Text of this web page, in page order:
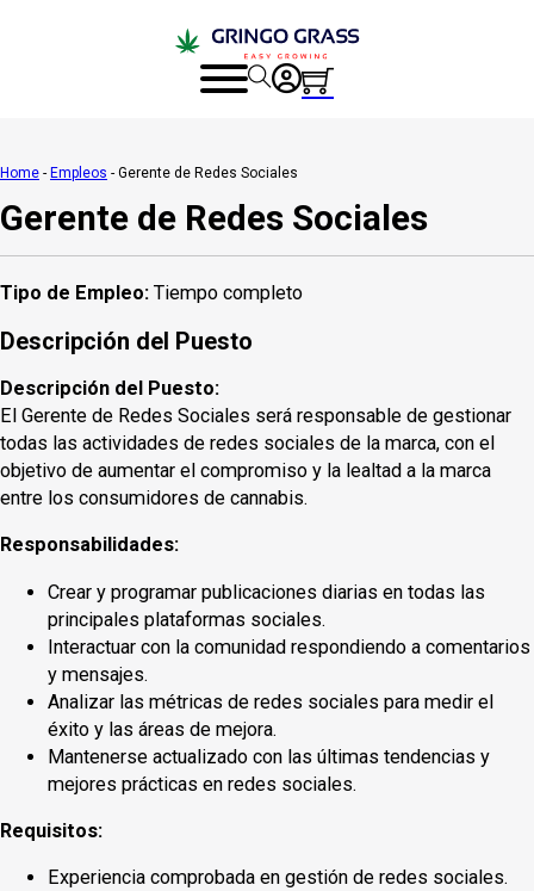
Home - Empleos - Gerente de Redes Sociales
Gerente de Redes Sociales
Tipo de Empleo: Tiempo completo
Descripción del Puesto
Descripción del Puesto:
El Gerente de Redes Sociales será responsable de gestionar
todas las actividades de redes sociales de la marca, con el
objetivo de aumentar el compromiso y la lealtad a la marca
entre los consumidores de cannabis.
Responsabilidades:
Crear y programar publicaciones diarias en todas las
principales plataformas sociales.
Interactuar con la comunidad respondiendo a comentarios
y mensajes.
Analizar las métricas de redes sociales para medir el
éxito y las áreas de mejora.
Mantenerse actualizado con las últimas tendencias y
mejores prácticas en redes sociales.
Requisitos:
Experiencia comprobada en gestión de redes sociales.